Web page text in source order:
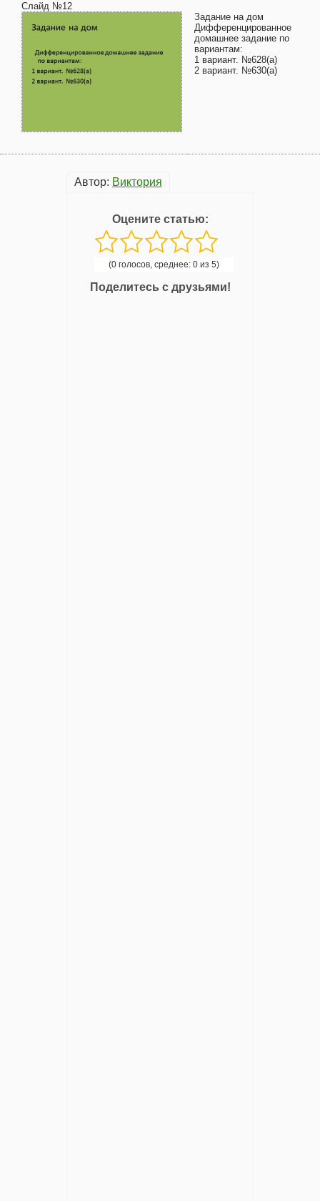
Слайд №12
Задание на дом
Дифференцированное
домашнее задание по
вариантам:
1 вариант. №628(а)
2 вариант. №630(а)
Автор: Виктория
Оцените статью:
(0 голосов, среднее: 0 из 5)
Поделитесь с друзьями!